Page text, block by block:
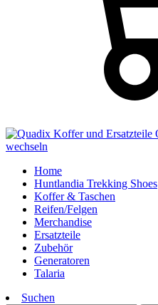
Home
Huntlandia Trekking Shoes
Koffer & Taschen
Reifen/Felgen
Merchandise
Ersatzteile
Zubehör
Generatoren
Talaria
Suchen